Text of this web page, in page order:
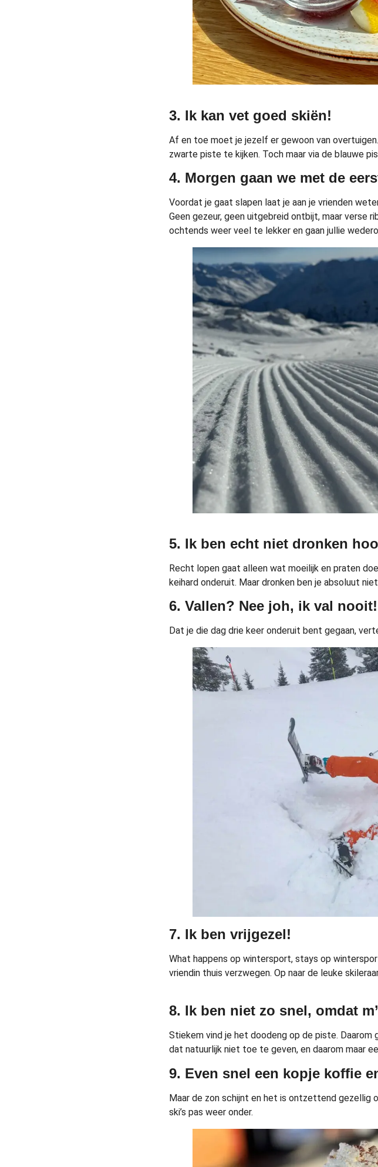
3. Ik kan vet goed skiën!
Af en toe moet je jezelf er gewoon van
zwarte piste te kijken. Toch maar via de blauwe
4. Morgen gaan we met de
Voordat je gaat slapen laat je aan je vrienden
Geen gezeur, geen uitgebreid ontbijt, maar verse
ochtends weer veel te lekker en gaan jullie
5. Ik ben echt niet dronken
Recht lopen gaat alleen wat moeilijk en praten
keihard onderuit. Maar dronken ben je absoluut
6. Vallen? Nee joh, ik val nooit!
Dat je die dag drie keer onderuit bent gegaan,
7. Ik ben vrijgezel!
What happens op wintersport, stays op
vriendin thuis verzwegen. Op naar de leuke
8. Ik ben niet zo snel, omdat
Stiekem vind je het doodeng op de piste. Daarom
dat natuurlijk niet toe te geven, en daarom maar
9. Even snel een kopje koffie
Maar de zon schijnt en het is ontzettend gezellig
ski’s pas weer onder.